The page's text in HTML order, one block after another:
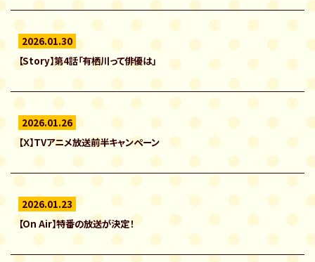
2026.01.30
【Story】第4話「有栖川って俳優は」
2026.01.26
【Ｘ】TVアニメ放送前半キャンペーン
2026.01.23
【On Air】特番の放送が決定！